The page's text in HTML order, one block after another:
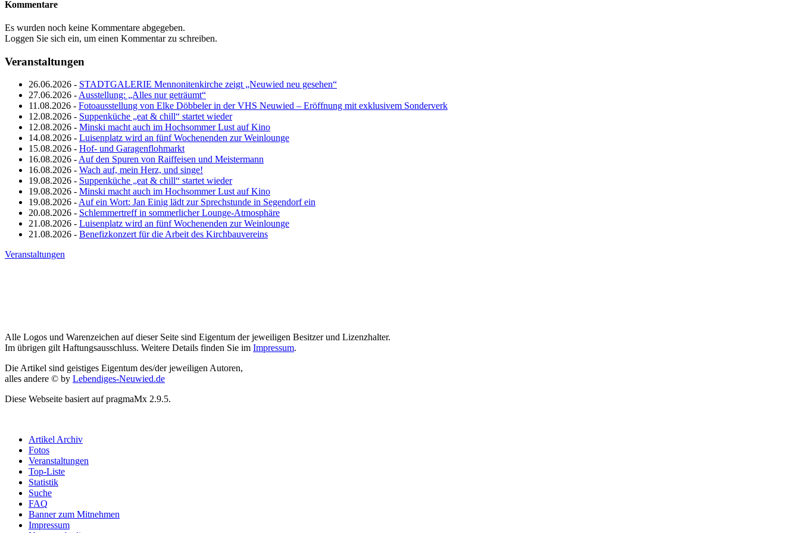
Kommentare
Es wurden noch keine Kommentare abgegeben.
Loggen Sie sich ein, um einen Kommentar zu schreiben.
Veranstaltungen
26.06.2026 - STADTGALERIE Mennonitenkirche zeigt „Neuwied neu gesehen“
27.06.2026 - Ausstellung: „Alles nur geträumt“
11.08.2026 - Fotoausstellung von Elke Döbbeler in der VHS Neuwied – Eröffnung mit exklusivem Sonderverk
12.08.2026 - Suppenküche „eat & chill“ startet wieder
12.08.2026 - Minski macht auch im Hochsommer Lust auf Kino
14.08.2026 - Luisenplatz wird an fünf Wochenenden zur Weinlounge
15.08.2026 - Hof- und Garagenflohmarkt
16.08.2026 - Auf den Spuren von Raiffeisen und Meistermann
16.08.2026 - Wach auf, mein Herz, und singe!
19.08.2026 - Suppenküche „eat & chill“ startet wieder
19.08.2026 - Minski macht auch im Hochsommer Lust auf Kino
19.08.2026 - Auf ein Wort: Jan Einig lädt zur Sprechstunde in Segendorf ein
20.08.2026 - Schlemmertreff in sommerlicher Lounge-Atmosphäre
21.08.2026 - Luisenplatz wird an fünf Wochenenden zur Weinlounge
21.08.2026 - Benefizkonzert für die Arbeit des Kirchbauvereins
Veranstaltungen
Alle Logos und Warenzeichen auf dieser Seite sind Eigentum der jeweiligen Besitzer und Lizenzhalter.
Im übrigen gilt Haftungsausschluss. Weitere Details finden Sie im Impressum.
Die Artikel sind geistiges Eigentum des/der jeweiligen Autoren,
alles andere © by Lebendiges-Neuwied.de
Diese Webseite basiert auf pragmaMx 2.9.5.
Artikel Archiv
Fotos
Veranstaltungen
Top-Liste
Statistik
Suche
FAQ
Banner zum Mitnehmen
Impressum